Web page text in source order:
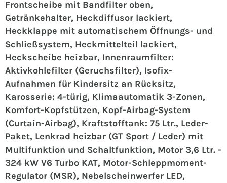
Frontscheibe mit Bandfilter oben,
Getränkehalter, Heckdiffusor lackiert,
Heckklappe mit automatischem Öffnungs- und
Schließsystem, Heckmittelteil lackiert,
Heckscheibe heizbar, Innenraumfilter:
Aktivkohlefilter (Geruchsfilter), Isofix-
Aufnahmen für Kindersitz an Rücksitz,
Karosserie: 4-türig, Klimaautomatik 3-Zonen,
Komfort-Kopfstützen, Kopf-Airbag-System
(Curtain-Airbag), Kraftstofftank: 75 Ltr., Leder-
Paket, Lenkrad heizbar (GT Sport / Leder) mit
Multifunktion und Schaltfunktion, Motor 3,6 Ltr. -
324 kW V6 Turbo KAT, Motor-Schleppmoment-
Regulator (MSR), Nebelscheinwerfer LED,